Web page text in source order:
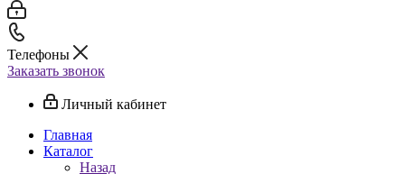
Телефоны
Заказать звонок
Личный кабинет
Главная
Каталог
Назад